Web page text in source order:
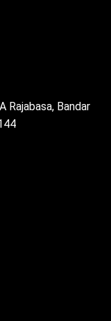
Rajabasa, Bandar